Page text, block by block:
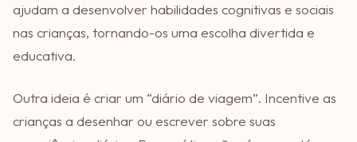
ajudam a desenvolver habilidades cognitivas e sociais
nas crianças, tornando-os uma escolha divertida e
educativa.
Outra ideia é criar um “diário de viagem”. Incentive as
crianças a desenhar ou escrever sobre suas